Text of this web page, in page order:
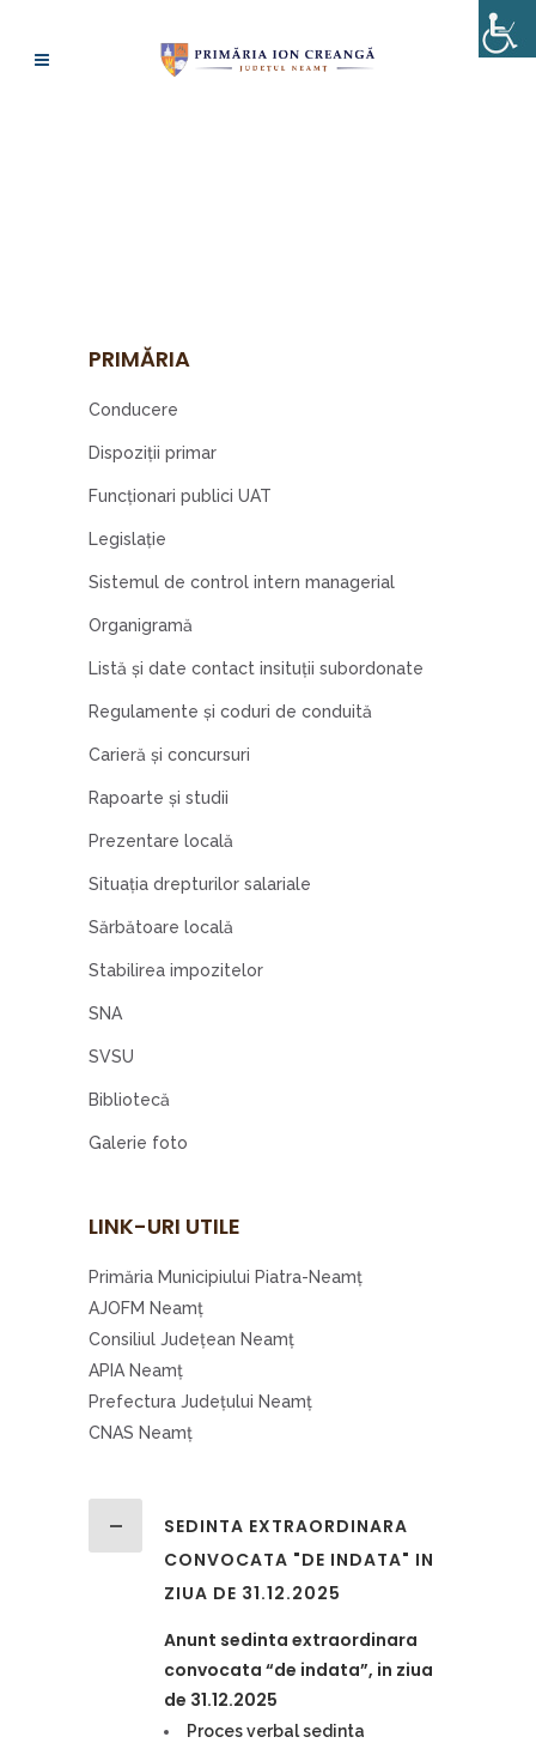
PRIMĂRIA
Conducere
Dispoziţii primar
Funcționari publici UAT
Legislaţie
Sistemul de control intern managerial
Organigramă
Listă şi date contact insituţii subordonate
Regulamente şi coduri de conduită
Carieră şi concursuri
Rapoarte şi studii
Prezentare locală
Situația drepturilor salariale
Sărbătoare locală
Stabilirea impozitelor
SNA
SVSU
Bibliotecă
Galerie foto
LINK-URI UTILE
Primăria Municipiului Piatra-Neamţ
AJOFM Neamţ
Consiliul Judeţean Neamţ
APIA Neamţ
Prefectura Judeţului Neamţ
CNAS Neamţ
SEDINTA EXTRAORDINARA
CONVOCATA "DE INDATA" IN
ZIUA DE 31.12.2025
Anunt sedinta extraordinara
convocata “de indata”, in ziua
de 31.12.2025
Proces verbal sedinta